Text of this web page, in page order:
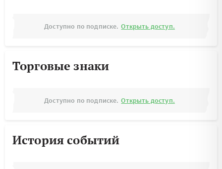
Доступно по подписке. Открыть доступ.
Торговые знаки
Доступно по подписке. Открыть доступ.
История событий